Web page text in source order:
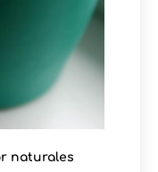
naturales